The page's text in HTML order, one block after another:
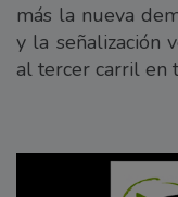
más la nueva
y la señalización
al tercer carril en